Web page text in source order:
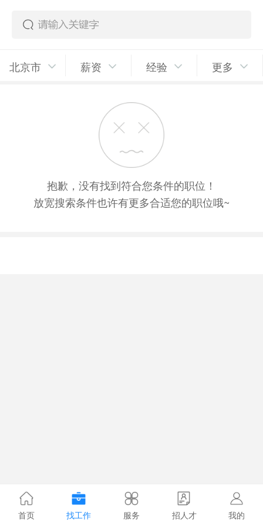
北京市 薪资 经验 更多
抱歉，没有找到符合您条件的职位！
放宽搜索条件也许有更多合适您的职位哦~
首页 找工作 服务 招人才 我的